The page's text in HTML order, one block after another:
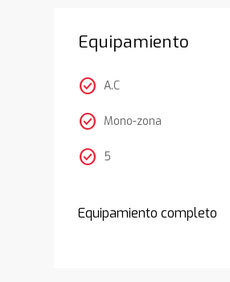
Equipamiento
check_circle A.C
check_circle Mono-zona
check_circle 5
Equipamiento completo